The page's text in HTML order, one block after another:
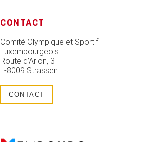
CONTACT
Comité Olympique et Sportif
Luxembourgeois
Route d’Arlon, 3
L-8009 Strassen
CONTACT